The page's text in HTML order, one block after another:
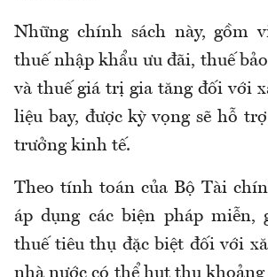
Những chính sách này, gồm
thuế nhập khẩu ưu đãi, thuế
và thuế giá trị gia tăng đối với
liệu bay, được kỳ vọng sẽ hỗ
trưởng kinh tế.
Theo tính toán của Bộ Tài
áp dụng các biện pháp miễn,
thuế tiêu thụ đặc biệt đối với
nhà nước có thể hụt thu khoảng